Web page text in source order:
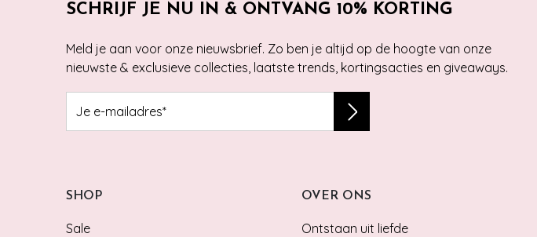
SCHRIJF JE NU IN & ONTVANG 10% KORTING
Meld je aan voor onze nieuwsbrief. Zo ben je altijd op de hoogte van onze
nieuwste & exclusieve collecties, laatste trends, kortingsacties en giveaways.
SHOP
Sale
OVER ONS
Ontstaan uit liefde